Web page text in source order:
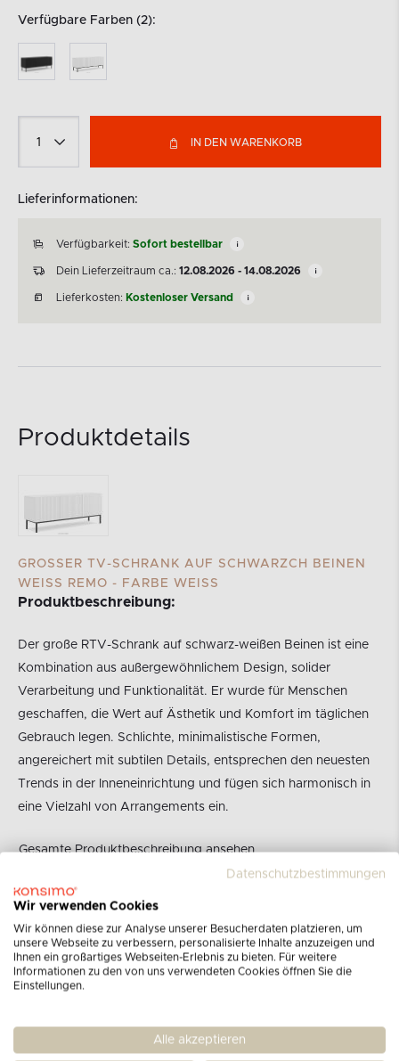
Verfügbare Farben (2):
IN DEN WARENKORB
Lieferinformationen:
Verfügbarkeit: Sofort bestellbar
Dein Lieferzeitraum ca.: 12.08.2026 - 14.08.2026
Lieferkosten: Kostenloser Versand
Produktdetails
GROSSER TV-SCHRANK AUF SCHWARZCH BEINEN W
EISS REMO - FARBE WEISS
Produktbeschreibung:
Der große RTV-Schrank auf schwarz-weißen Beinen ist eine
Kombination aus außergewöhnlichem Design, solider
Verarbeitung und Funktionalität. Er wurde für Menschen
geschaffen, die Wert auf Ästhetik und Komfort im täglichen
Gebrauch legen. Schlichte, minimalistische Formen,
angereichert mit subtilen Details, entsprechen den neuesten
Trends in der Inneneinrichtung und fügen sich harmonisch in
eine Vielzahl von Arrangements ein.
Gesamte Produktbeschreibung ansehen
Marke:
KONSIMO
Kategorie:
TV-Schränke
Produkt Nr:
12914.10.100
Türanzahl:
3
Dosenscharniere
Datenschutzbestimmungen
Wir verwenden Cookies
Wir können diese zur Analyse unserer Besucherdaten platzieren, um
unsere Webseite zu verbessern, personalisierte Inhalte anzuzeigen und
Ihnen ein großartiges Webseiten-Erlebnis zu bieten. Für weitere
Informationen zu den von uns verwendeten Cookies öffnen Sie die
Einstellungen.
Alle akzeptieren